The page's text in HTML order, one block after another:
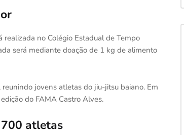
no Colégio Estadual de Tempo
será mediante doação de 1 kg de alimento
reunindo jovens atletas do jiu-jitsu baiano. Em
do FAMA Castro Alves.
atletas